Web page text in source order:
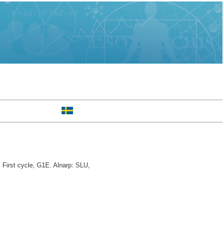
First cycle, G1E. Alnarp: SLU,